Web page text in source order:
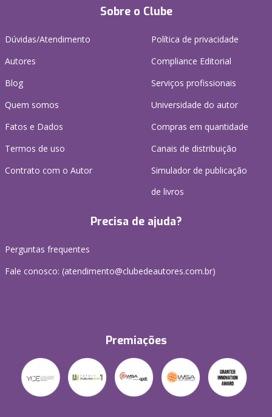
Sobre o Clube
Dúvidas/Atendimento
Autores
Blog
Quem somos
Fatos e Dados
Termos de uso
Contrato com o Autor
Política de privacidade
Compliance Editorial
Serviços profissionais
Universidade do autor
Compras em quantidade
Canais de distribuição
Simulador de publicação
de livros
Precisa de ajuda?
Perguntas frequentes
Fale conosco: (atendimento@clubedeautores.com.br)
Premiações